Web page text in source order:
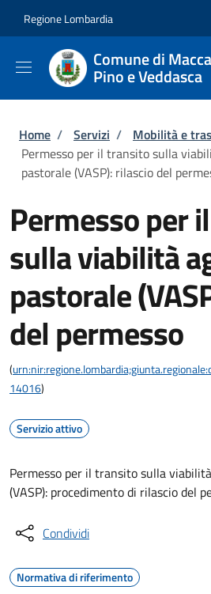
Regione Lombardia
Comune di
Pino e Veddasca
Briciole di pane
Home / Servizi / Mobilità e
Permesso per il transito sulla
pastorale (VASP): rilascio del
Permesso per
sulla viabilità
pastorale
del permesso
(
14016)
Servizio attivo
Permesso per il transito sulla
(VASP): procedimento di rilascio del
Condividi
Normativa di riferimento